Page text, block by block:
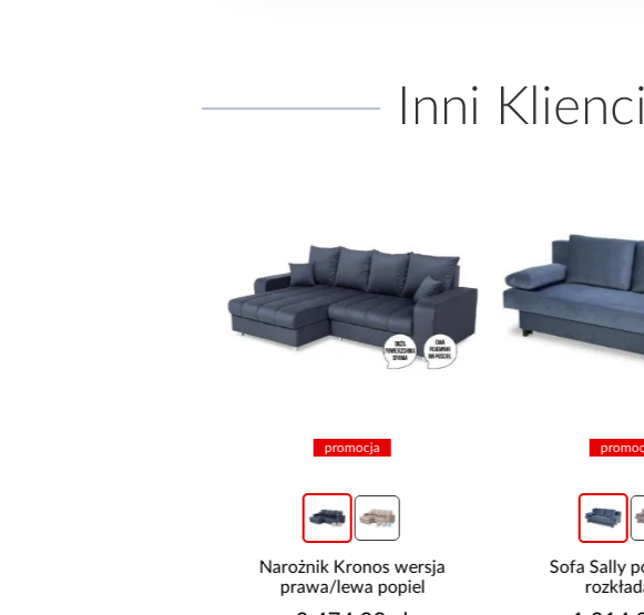
Inni
promocja
Narożnik Kronos wersja
prawa/lewa popiel
promocja
Sofa Sally